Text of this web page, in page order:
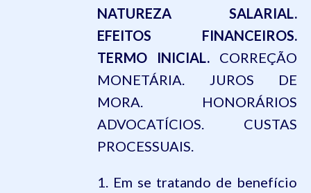
NATUREZA SALARIAL.
EFEITOS FINANCEIROS.
TERMO INICIAL. CORREÇÃO
MONETÁRIA. JUROS DE
MORA. HONORÁRIOS
ADVOCATÍCIOS. CUSTAS
PROCESSUAIS.
1. Em se tratando de benefício